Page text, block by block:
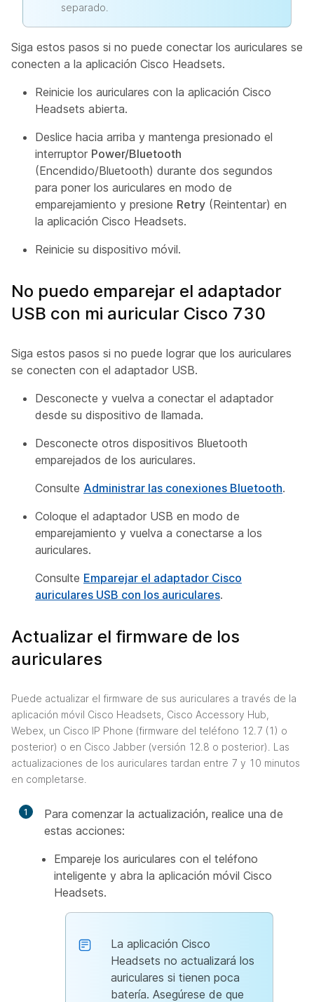
separado.
Siga estos pasos si no puede conectar los auriculares se
conecten a la aplicación Cisco Headsets.
Reinicie los auriculares con la aplicación Cisco
Headsets abierta.
Deslice hacia arriba y mantenga presionado el
interruptor Power/Bluetooth
(Encendido/Bluetooth) durante dos segundos
para poner los auriculares en modo de
emparejamiento y presione Retry (Reintentar) en
la aplicación Cisco Headsets.
Reinicie su dispositivo móvil.
No puedo emparejar el adaptador
USB con mi auricular Cisco 730
Siga estos pasos si no puede lograr que los auriculares
se conecten con el adaptador USB.
Desconecte y vuelva a conectar el adaptador
desde su dispositivo de llamada.
Desconecte otros dispositivos Bluetooth
emparejados de los auriculares.
Consulte Administrar las conexiones Bluetooth.
Coloque el adaptador USB en modo de
emparejamiento y vuelva a conectarse a los
auriculares.
Consulte Emparejar el adaptador Cisco
auriculares USB con los auriculares.
Actualizar el firmware de los
auriculares
Puede actualizar el firmware de sus auriculares a través de la
aplicación móvil Cisco Headsets, Cisco Accessory Hub,
Webex, un Cisco IP Phone (firmware del teléfono 12.7 (1) o
posterior) o en Cisco Jabber (versión 12.8 o posterior). Las
actualizaciones de los auriculares tardan entre 7 y 10 minutos
en completarse.
1
Para comenzar la actualización, realice una de
estas acciones:
Empareje los auriculares con el teléfono
inteligente y abra la aplicación móvil Cisco
Headsets.
La aplicación Cisco
Headsets no actualizará los
auriculares si tienen poca
batería. Asegúrese de que